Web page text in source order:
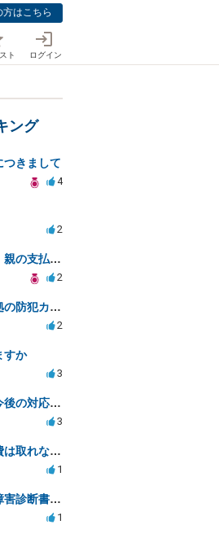
方はこちら
ト ログイン
ング
つきまして
4
2
息子が起こした事故の賠償、親の支払義務と対策は？
2
ひきにげにあいましたが証拠の防犯カメラがうつってない
2
すか
3
交通事故の加害者としての今後の対応と弁護士相談のタイミングは？
3
車のミラー接触事故、医療費は取れないのでしょうか？
1
外傷性頚椎ヘルニアで後遺障害診断書の申請での症状の伝え方等
1